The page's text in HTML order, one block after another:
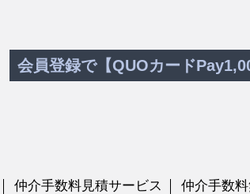
会員登録で【QUOカード
仲介手数料見積サービス 仲介手数